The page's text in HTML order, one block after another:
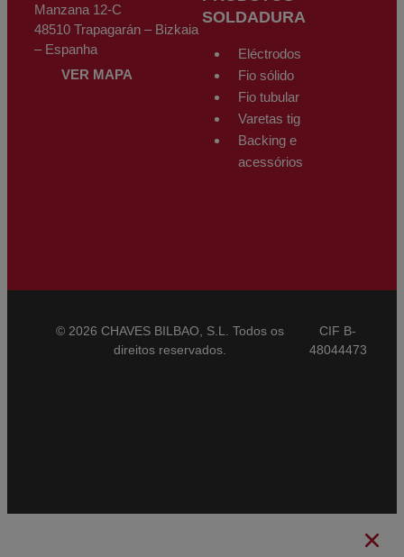
Manzana 12-C
48510 Trapagarán – Bizkaia
– Espanha
VER MAPA
SOLDADURA
Eléctrodos
Fio sólido
Fio tubular
Varetas tig
Backing e
acessórios
© 2026 CHAVES BILBAO, S.L. Todos os
direitos reservados.
CIF B-
48044473